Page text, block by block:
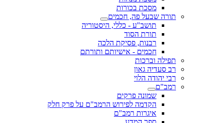
מסכת בכורות
תורה שבעל פה, חכמים
תושב"ע - כללי, היסטוריה
תורת הסוד
רבנות, פסיקת הלכה
חכמים - אישיותם ותורתם
תפילה וברכות
רב סעדיה גאון
רבי יהודה הלוי
רמב"ם
שמונה פרקים
הקדמה לפירוש הרמב"ם על פרק חלק
איגרות רמב"ם